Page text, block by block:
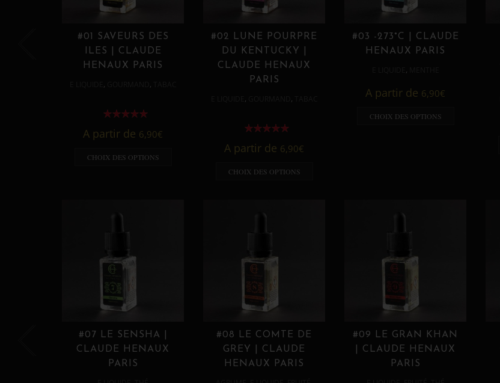
#01 SAVEURS DES
ILES | CLAUDE
HENAUX PARIS
, ,
A partir de 6,90€
CHOIX DES OPTIONS
#02 LUNE POURPRE
DU KENTUCKY |
CLAUDE HENAUX
PARIS
, ,
A partir de 6,90€
CHOIX DES OPTIONS
#03 -273°C | CLAUDE
HENAUX PARIS
,
A partir de 6,90€
CHOIX DES OPTIONS
#07 LE SENSHA |
CLAUDE HENAUX
PARIS
#08 LE COMTE DE
GREY | CLAUDE
HENAUX PARIS
#09 LE GRAN KHAN
| CLAUDE HENAUX
PARIS